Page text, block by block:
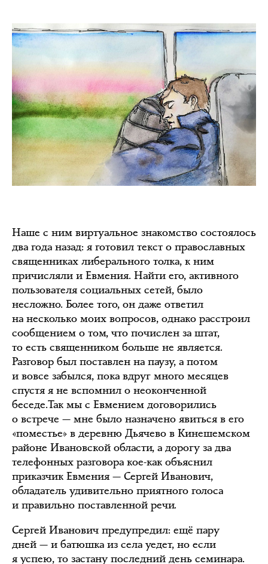
Наше с ним виртуальное знакомство состоялось
два года назад: я готовил текст о православных
священниках либерального толка, к ним
причисляли и Евмения. Найти его, активного
пользователя социальных сетей, было
несложно. Более того, он даже ответил
на несколько моих вопросов, однако расстроил
сообщением о том, что почислен за штат,
то есть священником больше не является.
Разговор был поставлен на паузу, а потом
и вовсе забылся, пока вдруг много месяцев
спустя я не вспомнил о неоконченной
беседе.Так мы с Евмением договорились
о встрече — мне было назначено явиться в его
«поместье» в деревню Дьячево в Кинешемском
районе Ивановской области, а дорогу за два
телефонных разговора кое-как объяснил
приказчик Евмения — Сергей Иванович,
обладатель удивительно приятного голоса
и правильно поставленной речи.
Сергей Иванович предупредил: ещё пару
дней — и батюшка из села уедет, но если
я успею, то застану последний день семинара.